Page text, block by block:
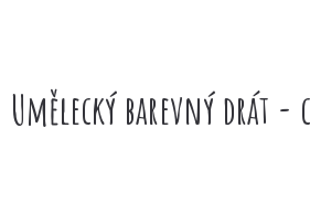
Umělecký barevný drát